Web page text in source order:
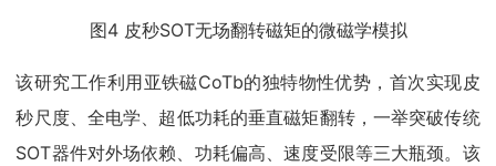
图4 皮秒SOT无场翻转磁矩的微磁学模拟
该研究工作利用亚铁磁CoTb的独特物性优势，首次实现皮
秒尺度、全电学、超低功耗的垂直磁矩翻转，一举突破传统
SOT器件对外场依赖、功耗偏高、速度受限等三大瓶颈。该